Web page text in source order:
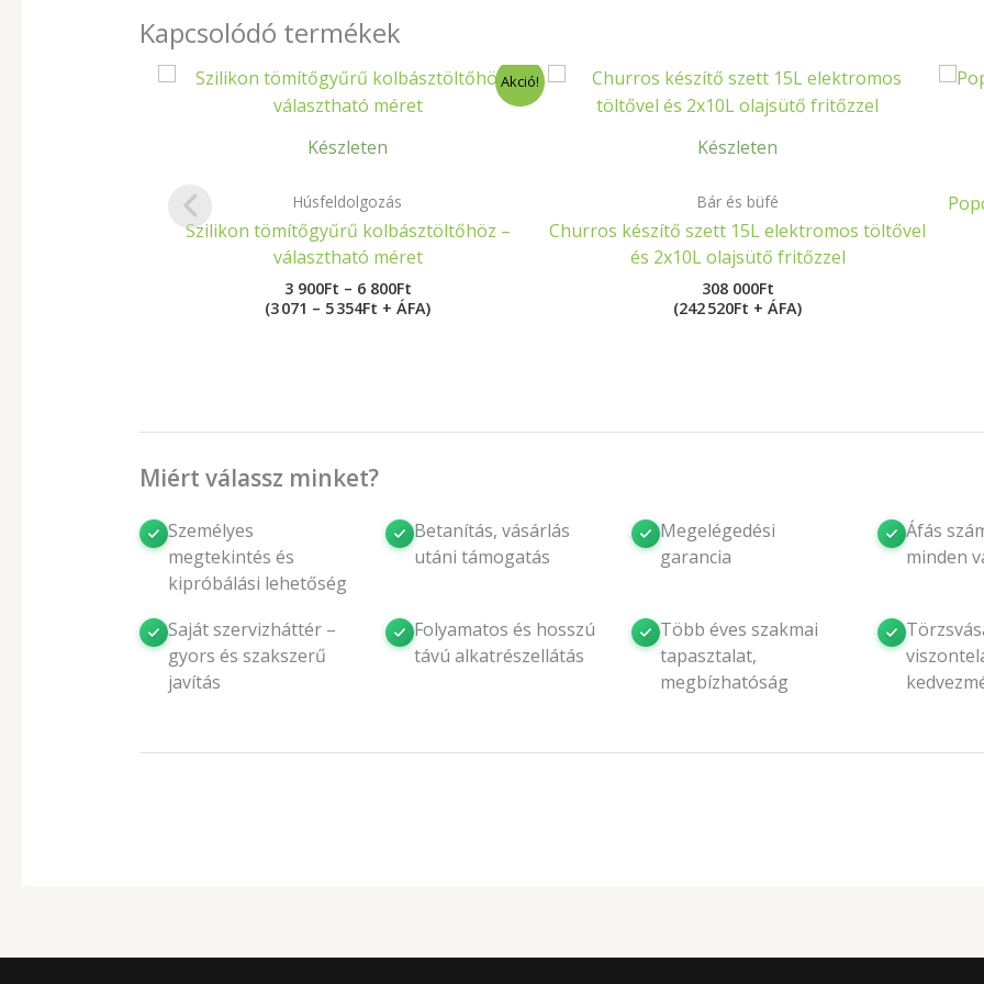
Kapcsolódó termékek
Akció!
Készleten
Húsfeldolgozás
Szilikon tömítőgyűrű kolbásztöltőhöz –
választható méret
3 900Ft – 6 800Ft
Ártartomány:
900Ft
(3 071 – 5 354Ft + ÁFA)
Készleten
Bár és büfé
Churros készítő szett 15L elektromos töltővel
és 2x10L olajsütő fritőzzel
308 000Ft
(242 520Ft + ÁFA)
Miért válassz minket?
Személyes
megtekintés és
kipróbálási lehetőség
Betanítás, vásárlás
utáni támogatás
Megelégedési
garancia
Áfás
minden
Saját szervizháttér –
gyors és szakszerű
javítás
Folyamatos és hosszú
távú alkatrészellátás
Több éves szakmai
tapasztalat,
megbízhatóság